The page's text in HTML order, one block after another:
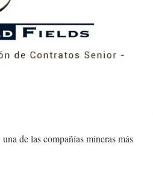
de las compañías mineras más